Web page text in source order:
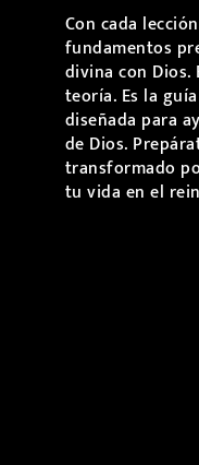
Con cada
fundamentos
divina con Dios.
teoría. Es la
diseñada para
de Dios.
transformado
tu vida en el